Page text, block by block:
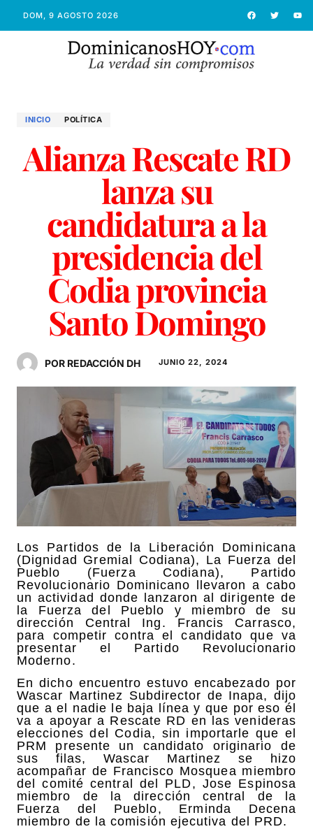
DOM, 9 AGOSTO 2026
INICIO POLÍTICA
Alianza Rescate RD
lanza su
candidatura a la
presidencia del
Codia provincia
Santo Domingo
POR REDACCIÓN DH JUNIO 22, 2024
Los Partidos de la Liberación Dominicana
(Dignidad Gremial Codiana), La Fuerza del
Pueblo (Fuerza Codiana), Partido
Revolucionario Dominicano llevaron a cabo
un actividad donde lanzaron al dirigente de
la Fuerza del Pueblo y miembro de su
dirección Central Ing. Francis Carrasco,
para competir contra el candidato que va
presentar el Partido Revolucionario
Moderno.
En dicho encuentro estuvo encabezado por
Wascar Martinez Subdirector de Inapa, dijo
que a el nadie le baja línea y que por eso él
va a apoyar a Rescate RD en las venideras
elecciones del Codia, sin importarle que el
PRM presente un candidato originario de
sus filas, Wascar Martinez se hizo
acompañar de Francisco Mosquea miembro
del comité central del PLD, Jose Espinosa
miembro de la dirección central de la
Fuerza del Pueblo, Erminda Decena
miembro de la comisión ejecutiva del PRD.